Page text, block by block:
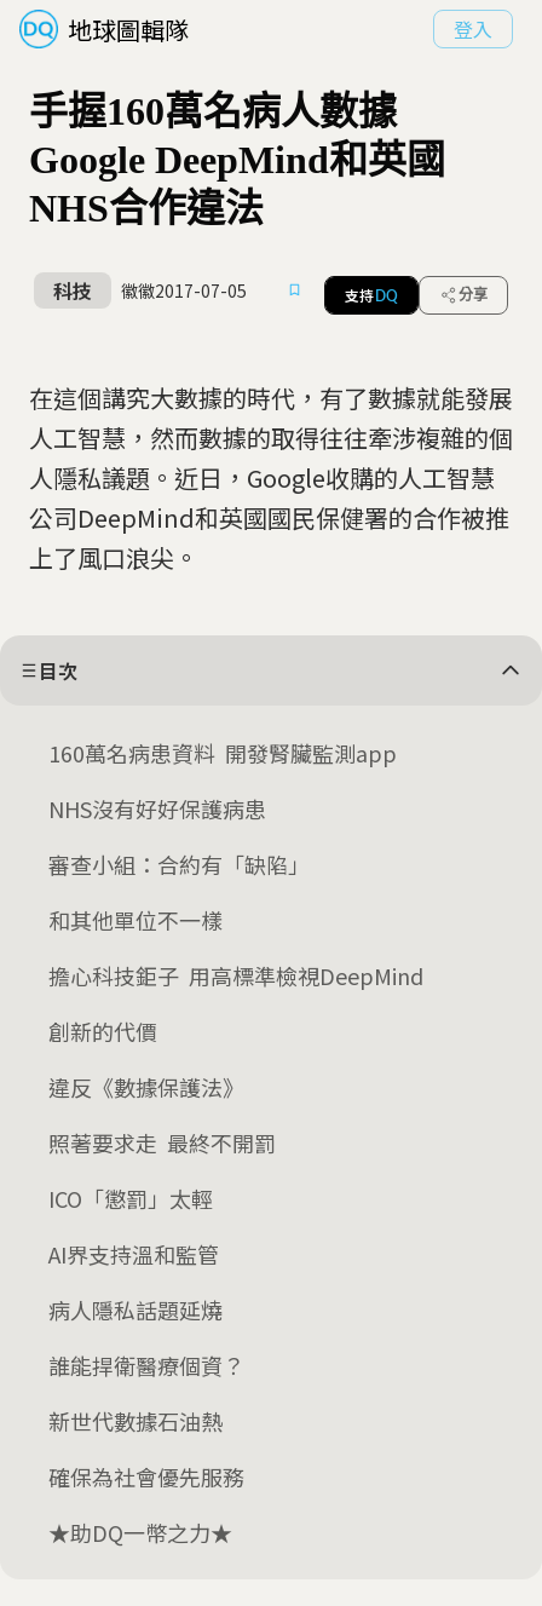
地球圖輯隊 登入
手握160萬名病人數據
Google DeepMind和英國
NHS合作違法
科技 徽徽2017-07-05 支持 DQ 分享
在這個講究大數據的時代，有了數據就能發展
人工智慧，然而數據的取得往往牽涉複雜的個
人隱私議題。近日，Google收購的人工智慧
公司DeepMind和英國國民保健署的合作被推
上了風口浪尖。
目次
160萬名病患資料 開發腎臟監測app
NHS沒有好好保護病患
審查小組：合約有「缺陷」
和其他單位不一樣
擔心科技鉅子 用高標準檢視DeepMind
創新的代價
違反《數據保護法》
照著要求走 最終不開罰
ICO「懲罰」太輕
AI界支持溫和監管
病人隱私話題延燒
誰能捍衛醫療個資？
新世代數據石油熱
確保為社會優先服務
★助DQ一幣之力★